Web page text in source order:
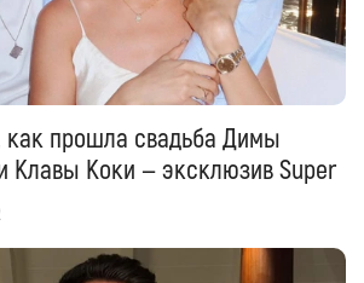
как прошла свадьба Димы
Клавы Коки — эксклюзив Super